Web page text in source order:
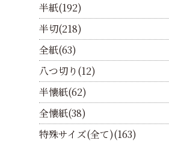
半紙(192)
半切(218)
全紙(63)
八つ切り(12)
半懐紙(62)
全懐紙(38)
特殊サイズ(全て)(163)